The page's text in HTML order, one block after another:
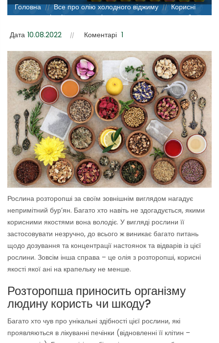
Головна // Все про олію холодного віджиму // Корисні
властивості олії розторопші, протипоказання та способи її
Дата 10.08.2022 Коментарі 1
Рослина розторопші за своїм зовнішнім виглядом нагадує
непримітний бур’ян. Багато хто навіть не здогадується, якими
корисними якостями вона володіє. У вигляді рослини її
застосовувати незручно, до всього ж виникає багато питань
щодо дозування та концентрації настоянок та відварів із цієї
рослини. Зовсім інша справа – це олія з розторопші, корисні
якості якої ані на крапельку не менше.
Розторопша приносить організму
людину користь чи шкоду?
Багато хто чув про унікальні здібності цієї рослини, які
проявляються в лікуванні печінки (відновленні її клітин –